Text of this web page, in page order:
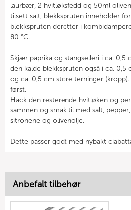
laurbær, 2 hvitløksfedd og 50ml
tilsett salt, blekkspruten inneholder
blekkspruten deretter i
80 °C.
Skjær paprika og stangselleri i ca.
den kalde blekkspruten også i ca. 0,5
og ca. 0,5 cm store terninger
først.
Hack den resterende hvitløken og
sammen og smak til med salt,
sitronene og olivenolje.
Dette passer godt med nybakt
Anbefalt tilbehør